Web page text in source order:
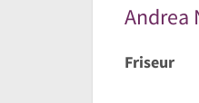
Andrea
Friseur